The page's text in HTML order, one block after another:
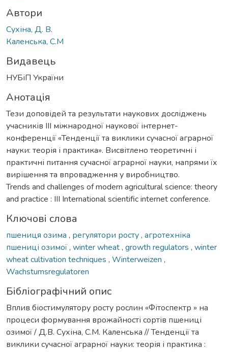
Автори
Сухіна, Д. В.
Каленська, С.М
Видавець
НУБіП України
Анотація
Тези доповідей та результати наукових досліджень
учасників IIІ міжнародної наукової інтернет-
конференції «Тенденції та виклики сучасної аграрної
науки: теорія і практика». Висвітлено теоретичні і
практичні питання сучасної аграрної науки, напрями їх
вирішення та впровадження у виробництво.
Trends and challenges of modern agricultural science: theory
and practice : III International scientific internet conference.
Ключові слова
пшениця озима , регулятори росту, агротехніка
пшениці озимої, winter wheat, growth regulators , winter
wheat cultivation techniques , Winterweizen ,
Wachstumsregulatoren
Бібліографічний опис
Вплив біостимулятору росту рослин «Фітоспектр » на
процеси формування врожайності сортів пшениці
озимої / Д.В. Сухіна, С.М. Каленська // Тенденції та
виклики сучасної аграрної науки: теорія і практика :